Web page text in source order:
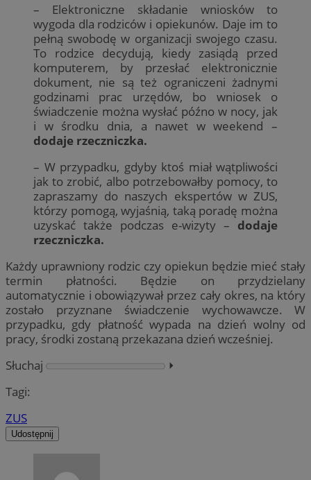
– Elektroniczne składanie wniosków to
wygoda dla rodziców i opiekunów. Daje im to
pełną swobodę w organizacji swojego czasu.
To rodzice decydują, kiedy zasiądą przed
komputerem, by przesłać elektronicznie
dokument, nie są też ograniczeni żadnymi
godzinami prac urzędów, bo wniosek o
świadczenie można wysłać późno w nocy, jak
i w środku dnia, a nawet w weekend –
dodaje rzeczniczka.
– W przypadku, gdyby ktoś miał wątpliwości
jak to zrobić, albo potrzebowałby pomocy, to
zapraszamy do naszych ekspertów w ZUS,
którzy pomogą, wyjaśnią, taką poradę można
uzyskać także podczas e-wizyty – dodaje
rzeczniczka.
Każdy uprawniony rodzic czy opiekun będzie mieć stały
termin płatności. Będzie on przydzielany
automatycznie i obowiązywał przez cały okres, na który
zostało przyznane świadczenie wychowawcze. W
przypadku, gdy płatność wypada na dzień wolny od
pracy, środki zostaną przekazana dzień wcześniej.
Słuchaj
⏵︎
Tagi:
ZUS
Udostępnij